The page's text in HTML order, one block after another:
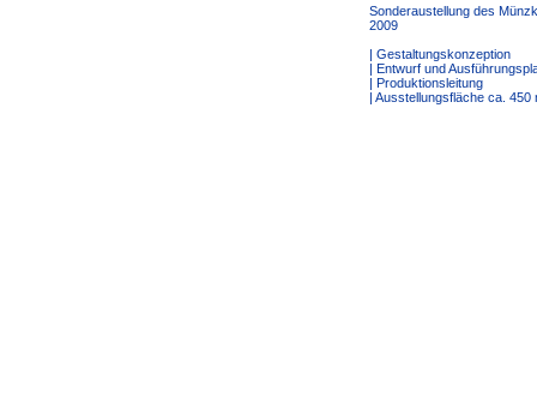
Sonderaustellung des
2009
| Gestaltungskonzeption
| Entwurf und
| Produktionsleitung
| Ausstellungsfläche ca. 450